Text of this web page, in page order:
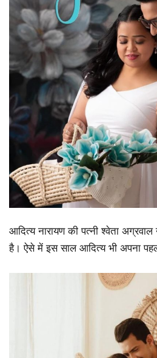
आदित्य नारायण की पत्नी श्वेता
है। ऐसे में इस साल आदित्य भी अपना